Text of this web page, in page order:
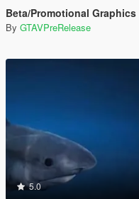
Beta/Promotional Graphics
By GTAVPreRelease
5.0